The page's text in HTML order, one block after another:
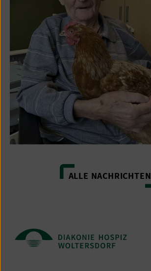
ALLE NACHRICHTEN